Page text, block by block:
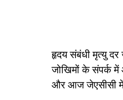
हृदय संबंधी मृत्यु दर
जोखिमों के संपर्क
और आज जेएसीसी में